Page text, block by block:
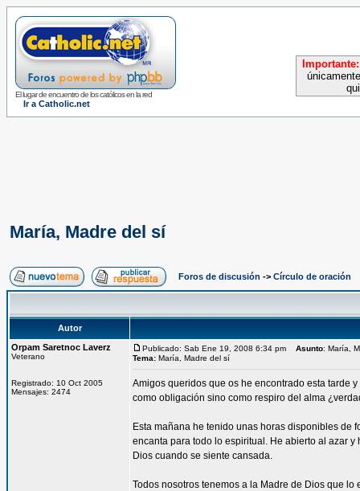
El lugar de encuentro de los católicos en la red
Ir a Catholic.net
Importante:
María, Madre del sí
Foros de discusión -> Círculo de oración
Autor
Orpam Saretnoc Laverz
Veterano
Registrado: 10 Oct 2005
Mensajes: 2474
Publicado: Sab Ene 19, 2008 6:34 pm Asunto: María,
Tema: María, Madre del sí
Amigos queridos que os he encontrado esta tarde
como obligación sino como respiro del alma
Esta mañana he tenido unas horas disponibles de
encanta para todo lo espiritual. He abierto al azar
Dios cuando se siente cansada.
Todos nosotros tenemos a la Madre de Dios que